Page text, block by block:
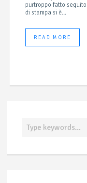
purtroppo fatto
di stampa si è...
READ MORE